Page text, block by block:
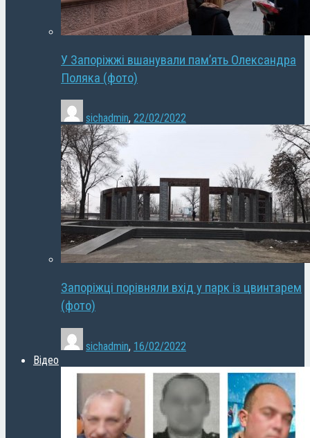
У Запоріжжі вшанували пам’ять Олександра
Поляка (фото)
sichadmin, 22/02/2022
Запоріжці порівняли вхід у парк із цвинтарем
(фото)
sichadmin, 16/02/2022
Відео